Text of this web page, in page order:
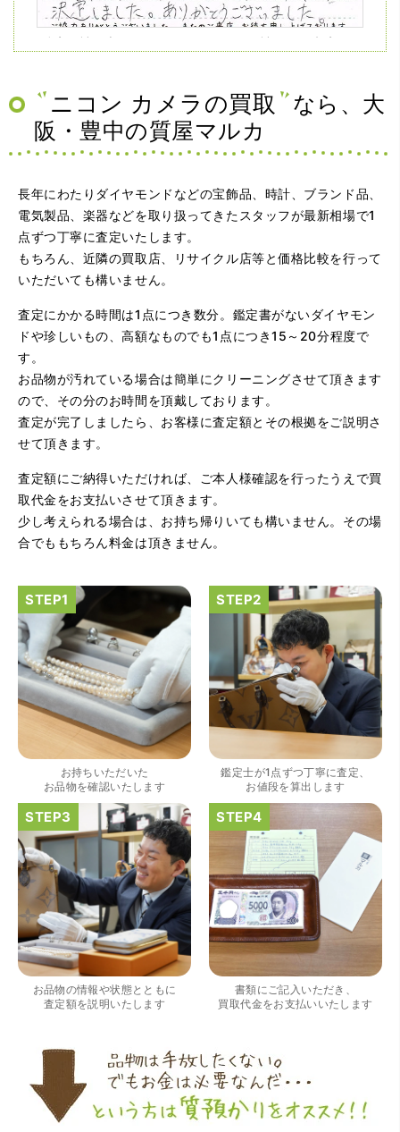
（兵庫県神戸市）ネットの口コミを見て神戸から来店。天
王寺、梅田の有名買取店を4店巡りましたがマルカさんが一
（大阪府大阪市）問い合わせから非常に分かり易く、安心
りました。
（大阪府大阪市）とてもプロな鑑定士さんがいて的確にア
ドバイスや買取りを暖かい人柄で行ってくれます。 親切に
なって頂いてありがとうございます! お店の雰囲気もやらし
さがなく、とても入ってゆっくりできる落ちついた敷居の
高いお店です。また鑑定士さんに会いたいです。
（大阪府大阪市）きれいにして頂いたうえで質入れ金額を
出していただいたのが初めてで感動しました。
（大阪府大阪市）すごく丁寧に対応して頂きました。 ホー
ムページの皆様の評価がとても良かったので、質屋自体初
めての利用でしたが、対応して頂きました担当の方もすご
く良かったです。 これから質屋をご利用される方は是非オ
ススメです。
ニコン カメラの買取
なら、大
阪・豊中の質屋マルカ
長年にわたりダイヤモンドなどの宝飾品、時計、ブランド品、
電気製品、楽器などを取り扱ってきたスタッフが最新相場で1
点ずつ丁寧に査定いたします。
もちろん、近隣の買取店、リサイクル店等と価格比較を行って
いただいても構いません。
査定にかかる時間は1点につき数分。鑑定書がないダイヤモン
ドや珍しいもの、高額なものでも1点につき15～20分程度で
す。
お品物が汚れている場合は簡単にクリーニングさせて頂きます
ので、その分のお時間を頂戴しております。
査定が完了しましたら、お客様に査定額とその根拠をご説明さ
せて頂きます。
査定額にご納得いただければ、ご本人様確認を行ったうえで買
取代金をお支払いさせて頂きます。
少し考えられる場合は、お持ち帰りいても構いません。その場
合でももちろん料金は頂きません。
お持ちいただいた
お品物を確認いたします
鑑定士が1点ずつ丁寧に査定、
お値段を算出します
お品物の情報や状態とともに
査定額を説明いたします
書類にご記入いただき、
買取代金をお支払いいたします